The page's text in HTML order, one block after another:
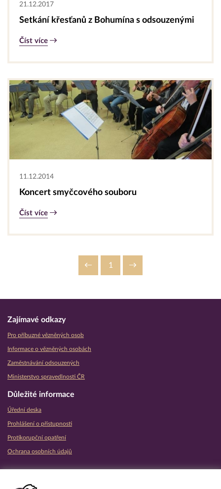
21.12.2017
Setkání křesťanů z Bohumína s odsouzenými
Číst více
11.12.2014
Koncert smyčcového souboru
Číst více
1
Zajímavé odkazy
Pro příbuzné vězněných osob
Informace o vězněných osobách
Zaměstnávání odsouzených
Ministerstvo spravedlnosti ČR
Důležité informace
Úřední deska
Prohlášení o přístupnosti
Protikorupční opatření
Ochrana osobních údajů